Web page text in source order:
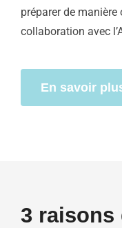
préparer de
collaboration avec
En savoir
3 raisons